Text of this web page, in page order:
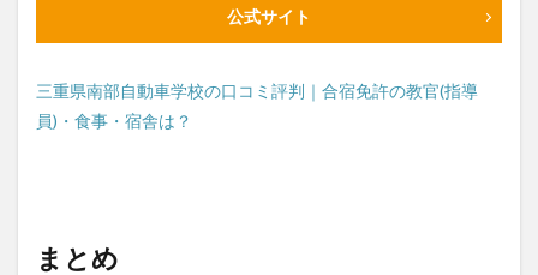
公式サイト
三重県南部自動車学校の口コミ評判｜合宿免許の教官(指導
員)・食事・宿舎は？
まとめ